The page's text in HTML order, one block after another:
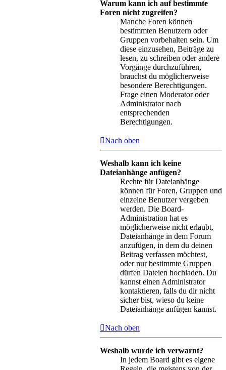
Warum kann ich auf bestimmte
Foren nicht zugreifen?
Manche Foren können
bestimmten Benutzern oder
Gruppen vorbehalten sein. Um
diese einzusehen, Beiträge zu
lesen, zu schreiben oder andere
Vorgänge durchzuführen,
brauchst du möglicherweise
besondere Berechtigungen.
Frage einen Moderator oder
Administrator nach
entsprechenden
Berechtigungen.
Nach oben
Weshalb kann ich keine
Dateianhänge anfügen?
Rechte für Dateianhänge
können für Foren, Gruppen und
einzelne Benutzer vergeben
werden. Die Board-
Administration hat es
möglicherweise nicht erlaubt,
Dateianhänge in dem Forum
anzufügen, in dem du deinen
Beitrag verfassen möchtest,
oder nur bestimmte Gruppen
dürfen Dateien hochladen. Du
kannst einen Administrator
kontaktieren, falls du dir nicht
sicher bist, wieso du keine
Dateianhänge anfügen kannst.
Nach oben
Weshalb wurde ich verwarnt?
In jedem Board gibt es eigene